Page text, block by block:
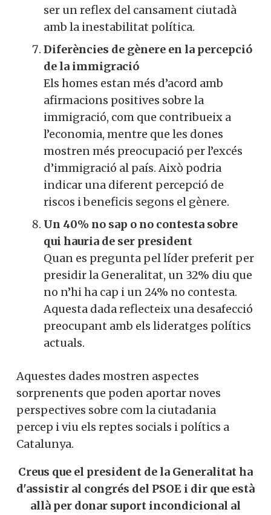
ser un reflex del cansament ciutadà
amb la inestabilitat política.
Diferències de gènere en la percepció
de la immigració
Els homes estan més d’acord amb
afirmacions positives sobre la
immigració, com que contribueix a
l’economia, mentre que les dones
mostren més preocupació per l’excés
d’immigració al país. Això podria
indicar una diferent percepció de
riscos i beneficis segons el gènere.
Un 40% no sap o no contesta sobre
qui hauria de ser president
Quan es pregunta pel líder preferit per
presidir la Generalitat, un 32% diu que
no n’hi ha cap i un 24% no contesta.
Aquesta dada reflecteix una desafecció
preocupant amb els lideratges polítics
actuals.
Aquestes dades mostren aspectes
sorprenents que poden aportar noves
perspectives sobre com la ciutadania
percep i viu els reptes socials i polítics a
Catalunya.
Creus que el president de la Generalitat ha
d'assistir al congrés del PSOE i dir que està
allà per donar suport incondicional al